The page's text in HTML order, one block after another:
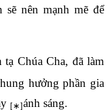
sẽ nên mạnh mẽ để
tạ Chúa Cha, đã làm
hưởng phần gia
ánh sáng.